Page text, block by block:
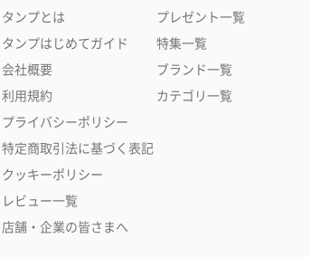
タンプとは
タンプはじめてガイド
会社概要
利用規約
プライバシーポリシー
特定商取引法に基づく表記
クッキーポリシー
レビュー一覧
店舗・企業の皆さまへ
プレゼント一覧
特集一覧
ブランド一覧
カテゴリ一覧